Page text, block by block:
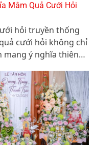
Mâm Quả Cưới Hỏi
hỏi truyền thống
cưới hỏi không chỉ
mang ý nghĩa thiêng
gái. Mỗi loại quả,
mâm quả đều gửi
tốt đẹp về tình
lộc và hạnh phúc
uyên ương.